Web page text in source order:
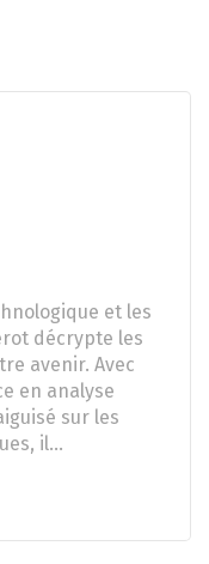
et les
décrypte les
avenir. Avec
en analyse
sur les
il…